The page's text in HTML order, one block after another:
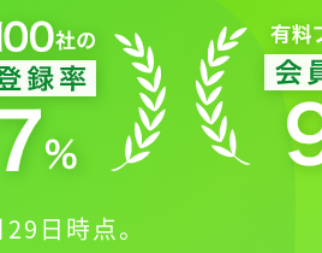
日時点。